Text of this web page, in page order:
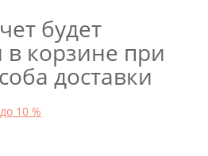
будет
в корзине при
доставки
10 %